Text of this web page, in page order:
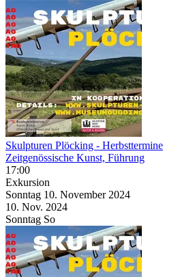
Skulpturen Plöcking - Herbsttermine
Zeitgenössische Kunst, Führung
17:00
Exkursion
Sonntag 10. November 2024
10. Nov. 2024
Sonntag So